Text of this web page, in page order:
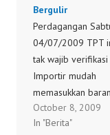
Bergulir
Perdagangan
04/07/2009 TPT
tak wajib verifikasi
Importir mudah
memasukkan
secara lebih bebas
JAKARTA:
October 8, 2009
In "Berita"